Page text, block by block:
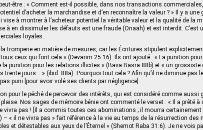
être : « Comment est-il possible, dans nos transactions
d’acheter la marchandise et d’en reconnaître la valeur ? » Il y a
vise à montrer à l’acheteur potentiel la véritable valeur et la qualité de la
à en dissimuler les défauts est une fraude (Onaah) et est interdit. C’est
loyales.
tromperie en matière de mesures, car les Écritures stipulent
tous ceux qui font cela » (Devarim 25:16). Ils ont ajouté : « La punition
la punition pour les relations illicites » (Bava Basra 88b) et « un grossiste
trente jours… » (ibid. 88a). Pourquoi tout cela ? Afin qu’il ne diminue pas
puni [pour avoir volé ses clients par négligence].
pour le péché de percevoir des intérêts, qui est considéré comme aussi
plaise. Nos sages de mémoire bénie ont commenté le verset : « Il a prêté à
vivra pas ! [Il a commis toutes ces abominations ; il mourra
– « il ne vivra pas » fait référence à la vie au temps de la résurrection des
et détestables aux yeux de l’Éternel » (Shemot Raba 31:6). Je ne vois